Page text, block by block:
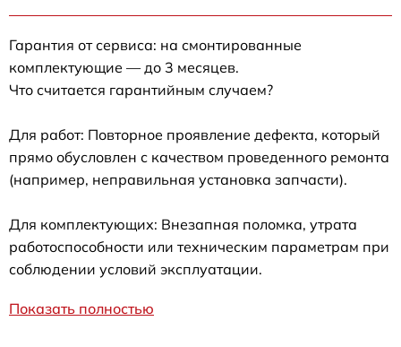
Гарантия от сервиса: на смонтированные
комплектующие — до 3 месяцев.
Что считается гарантийным случаем?
Для работ: Повторное проявление дефекта, который
прямо обусловлен с качеством проведенного ремонта
(например, неправильная установка запчасти).
Для комплектующих: Внезапная поломка, утрата
работоспособности или техническим параметрам при
соблюдении условий эксплуатации.
Показать полностью